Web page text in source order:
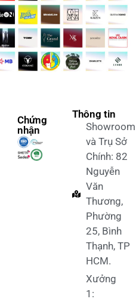
Chứng
nhận
Thông tin
Showroom
và Trụ Sở
Chính: 82
Nguyễn
Văn
Thương,
Phường
25, Bình
Thạnh, TP
HCM.
Xưởng
1: